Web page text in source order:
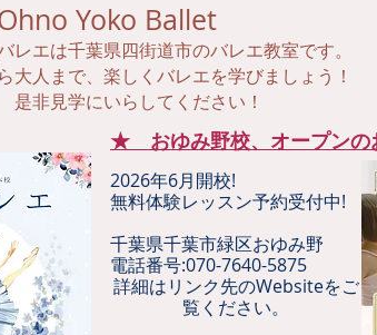
Yoko Ballet
レエは千葉県四街道市のバレエ教室です。
大人まで、楽しくバレエを学びましょう！
是非見学にいらしてください！
★ おゆみ野校、オープンの
2026年6月開校!
無料体験レッスン予約受付中!
千葉県千葉市緑区おゆみ野
電話番号:070-7640-5875
詳細はリンク先のWebsiteをご
覧ください。